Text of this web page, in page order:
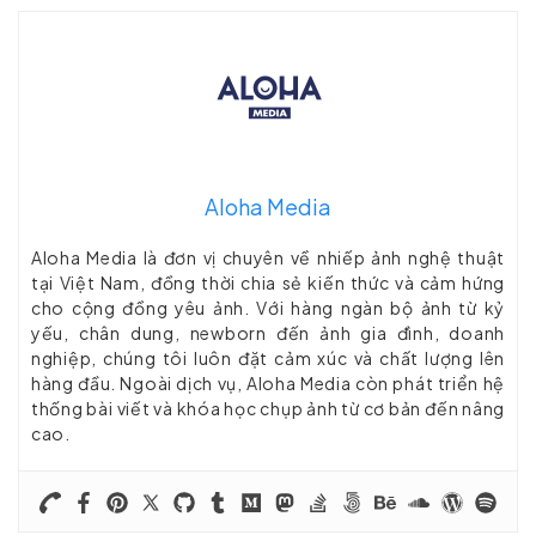
Aloha Media
Aloha Media là đơn vị chuyên về nhiếp ảnh nghệ thuật
tại Việt Nam, đồng thời chia sẻ kiến thức và cảm hứng
cho cộng đồng yêu ảnh. Với hàng ngàn bộ ảnh từ kỷ
yếu, chân dung, newborn đến ảnh gia đình, doanh
nghiệp, chúng tôi luôn đặt cảm xúc và chất lượng lên
hàng đầu. Ngoài dịch vụ, Aloha Media còn phát triển hệ
thống bài viết và khóa học chụp ảnh từ cơ bản đến nâng
cao.